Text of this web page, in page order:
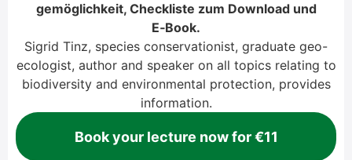
ge­mög­lich­keit, Check­lis­te zum Down­load und
E‑Book.
Sig­rid Tinz, spe­ci­es con­ser­va­tio­nist, gra­dua­te geo-
eco­lo­gist, aut­hor and spea­k­er on all topics rela­ting to
bio­di­ver­si­ty and envi­ron­men­tal pro­tec­tion, pro­vi­des
infor­ma­ti­on.
Book your lec­tu­re now for €11